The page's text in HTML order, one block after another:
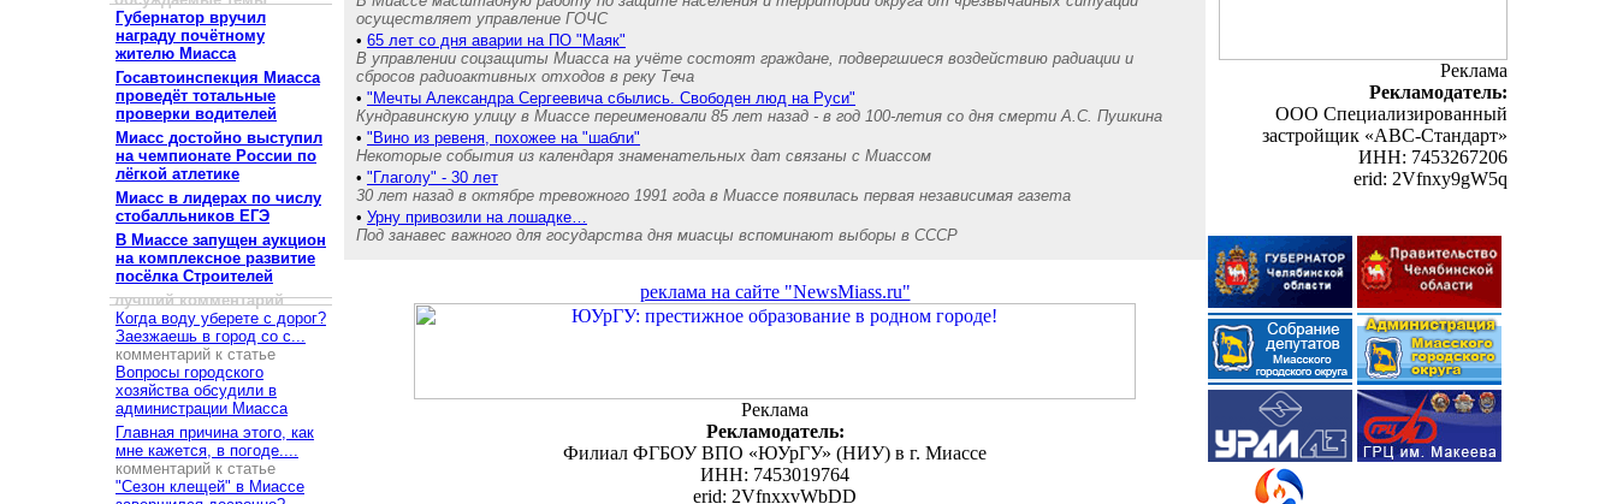
Губернатор вручил
награду почётному
жителю Миасса
Госавтоинспекция Миасса
проведёт тотальные
проверки водителей
Миасс достойно выступил
на чемпионате России по
лёгкой атлетике
Миасс в лидерах по числу
стобалльников ЕГЭ
В Миассе запущен аукцион
на комплексное развитие
посёлка Строителей
лучший комментарий
Когда воду уберете с дорог?
Заезжаешь в город со с...
комментарий к статье
Вопросы городского
хозяйства обсудили в
администрации Миасса
Главная причина этого, как
мне кажется, в погоде....
комментарий к статье
"Сезон клещей" в Миассе
осуществляет управление ГОЧС
• 65 лет со дня аварии на ПО "Маяк"
В управлении соцзащиты Миасса на учёте состоят граждане, подвергшиеся воздействию радиации и
сбросов радиоактивных отходов в реку Теча
• "Мечты Александра Сергеевича сбылись. Свободен люд на Руси"
Кундравинскую улицу в Миассе переименовали 85 лет назад - в год 100-летия со дня смерти А.С. Пушкина
• "Вино из ревеня, похожее на "шабли"
Некоторые события из календаря знаменательных дат связаны с Миассом
• "Глаголу" - 30 лет
30 лет назад в октябре тревожного 1991 года в Миассе появилась первая независимая газета
• Урну привозили на лошадке…
Под занавес важного для государства дня миасцы вспоминают выборы в СССР
реклама на сайте "NewsMiass.ru"
Реклама
Рекламодатель:
Филиал ФГБОУ ВПО «ЮУрГУ» (НИУ) в г. Миассе
ИНН: 7453019764
erid: 2VfnxxvWbDD
Реклама
Рекламодатель:
ООО Специализированный
застройщик «АВС-Стандарт»
ИНН: 7453267206
erid: 2Vfnxy9gW5q